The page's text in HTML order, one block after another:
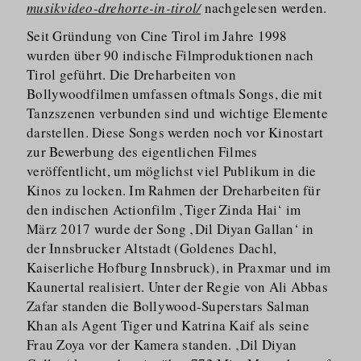
musikvideo-drehorte-in-tirol/nachgelesen werden.
Seit Gründung von Cine Tirol im Jahre 1998
wurden über 90 indische Filmproduktionen nach
Tirol geführt. Die Dreharbeiten von
Bollywoodfilmen umfassen oftmals Songs, die mit
Tanzszenen verbunden sind und wichtige Elemente
darstellen. Diese Songs werden noch vor Kinostart
zur Bewerbung des eigentlichen Filmes
veröffentlicht, um möglichst viel Publikum in die
Kinos zu locken. Im Rahmen der Dreharbeiten für
den indischen Actionfilm ‚Tiger Zinda Hai‘ im
März 2017 wurde der Song ‚Dil Diyan Gallan‘ in
der Innsbrucker Altstadt (Goldenes Dachl,
Kaiserliche Hofburg Innsbruck), in Praxmar und im
Kaunertal realisiert. Unter der Regie von Ali Abbas
Zafar standen die Bollywood-Superstars Salman
Khan als Agent Tiger und Katrina Kaif als seine
Frau Zoya vor der Kamera standen. ‚Dil Diyan